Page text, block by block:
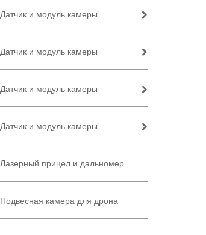
Датчик и модуль камеры
Датчик и модуль камеры
Датчик и модуль камеры
Датчик и модуль камеры
Лазерный прицел и дальномер
Подвесная камера для дрона